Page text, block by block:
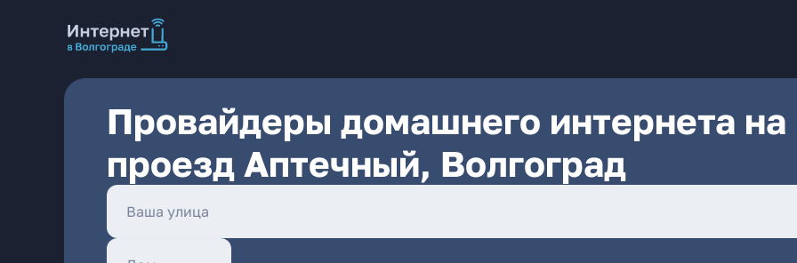
Провайдеры домашнего интернета на
проезд Аптечный, Волгоград